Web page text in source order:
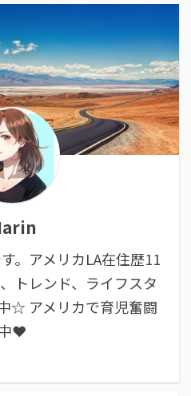
。アメリカLA在住歴11
トレンド、ライフスタ
☆ アメリカで育児奮闘
❤︎